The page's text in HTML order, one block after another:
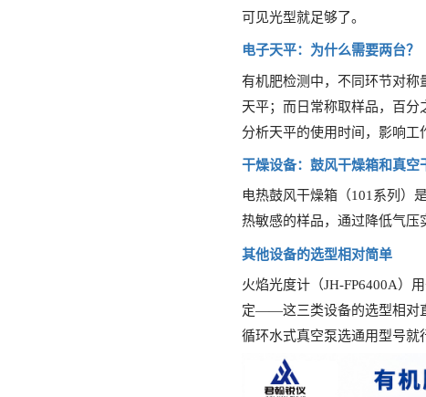
可见光型就足够了。
电子天平：为什么需要两台？
有机肥检测中，不同环节对
天平；而日常称取样品，百分
分析天平的使用时间，影响工
干燥设备：鼓风干燥箱和真空
电热鼓风干燥箱（101系列）
热敏感的样品，通过降低气压
其他设备的选型相对简单
火焰光度计（JH-FP6400A）
定——这三类设备的选型相对
循环水式真空泵选通用型号就